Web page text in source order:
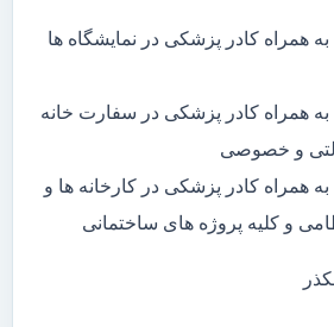
به همراه کادر پزشکی در نمایشگاه ها
به همراه کادر پزشکی در سفارت خانه
و خصوصی
به همراه کادر پزشکی در کارخانه ها و
و کلیه پروژه های ساختمانی